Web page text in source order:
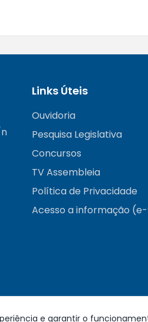
Links Úteis
Ouvidoria
Pesquisa Legislativa
Concursos
TV Assembleia
Política de Privacidade
Acesso a informação (e-
e garantir o